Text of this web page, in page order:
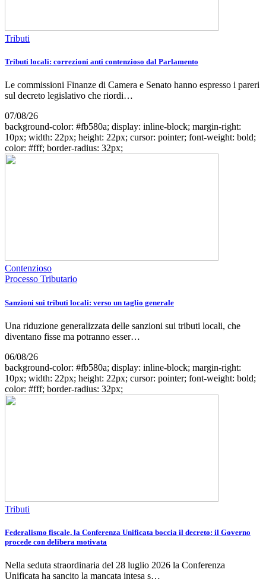
Tributi
Tributi locali: correzioni anti contenzioso dal Parlamento
Le commissioni Finanze di Camera e Senato hanno espresso i pareri
sul decreto legislativo che riordi…
07/08/26
background-color: #fb580a; display: inline-block; margin-right:
10px; width: 22px; height: 22px; cursor: pointer; font-weight: bold;
color: #fff; border-radius: 32px;
Contenzioso
Processo Tributario
Sanzioni sui tributi locali: verso un taglio generale
Una riduzione generalizzata delle sanzioni sui tributi locali, che
diventano fisse ma potranno esser…
06/08/26
background-color: #fb580a; display: inline-block; margin-right:
10px; width: 22px; height: 22px; cursor: pointer; font-weight: bold;
color: #fff; border-radius: 32px;
Tributi
Federalismo fiscale, la Conferenza Unificata boccia il decreto: il Governo
procede con delibera motivata
Nella seduta straordinaria del 28 luglio 2026 la Conferenza
Unificata ha sancito la mancata intesa s…